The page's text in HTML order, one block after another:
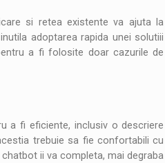
si retea existente va ajuta la
adoptarea rapida unei solutiii
a fi folosite doar cazurile de
a fi eficiente, inclusiv o descriere
trebuie sa fie confortabili cu
ii va completa, mai degraba